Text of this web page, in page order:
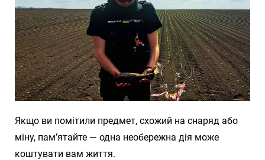
Якщо ви помітили предмет, схожий на снаряд або
міну, пам’ятайте — одна необережна дія може
коштувати вам життя.